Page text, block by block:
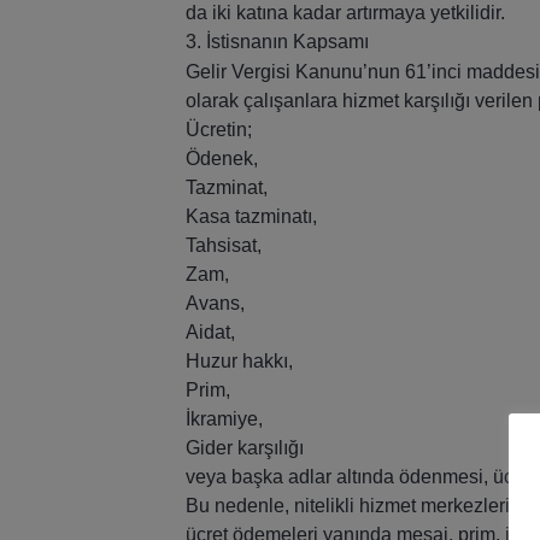
da iki katına kadar artırmaya yetkilidir.
3. İstisnanın Kapsamı
Gelir Vergisi Kanunu’nun 61’inci
olarak çalışanlara hizmet karşılığı
Ücretin;
Ödenek,
Tazminat,
Kasa tazminatı,
Tahsisat,
Zam,
Avans,
Aidat,
Huzur hakkı,
Prim,
İkramiye,
Gider karşılığı
veya başka adlar altında ödenmesi,
Bu nedenle, nitelikli hizmet
ücret ödemeleri yanında mesai, prim,